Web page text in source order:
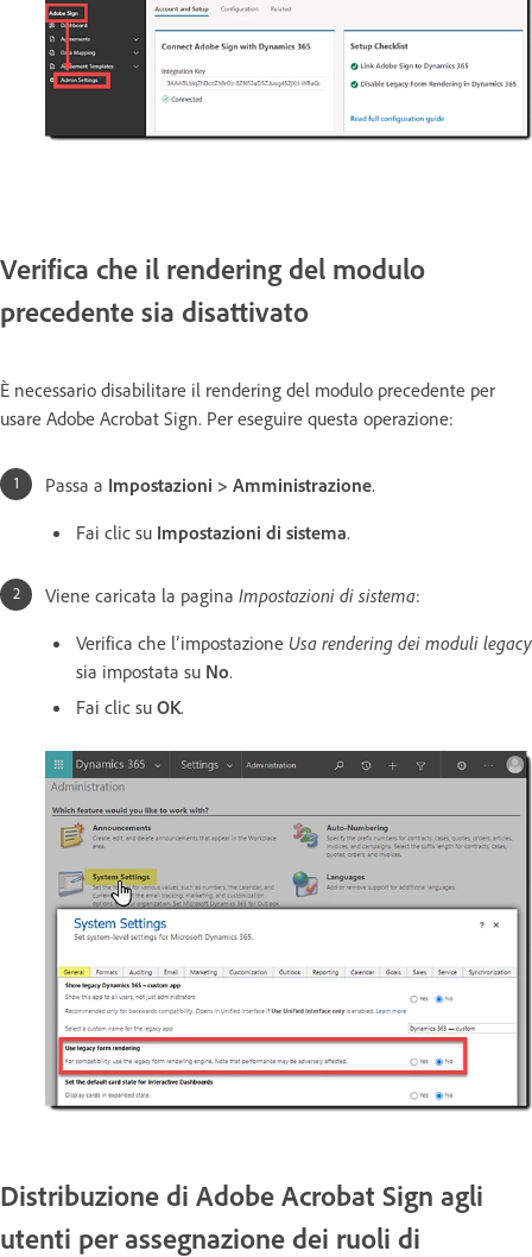
Verifica che il rendering del modulo
precedente sia disattivato
È necessario disabilitare il rendering del modulo precedente per
usare Adobe Acrobat Sign. Per eseguire questa operazione:
Passa a Impostazioni > Amministrazione.
Fai clic su Impostazioni di sistema.
Viene caricata la pagina Impostazioni di sistema:
Verifica che l’impostazione Usa rendering dei moduli legacy
sia impostata su No.
Fai clic su OK.
Distribuzione di Adobe Acrobat Sign agli
utenti per assegnazione dei ruoli di